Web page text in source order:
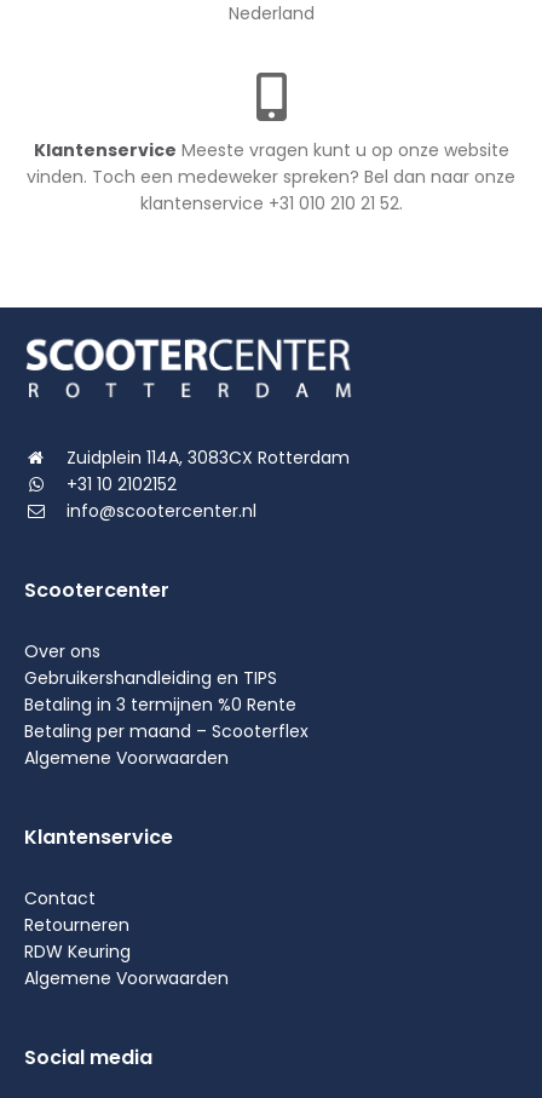
Nederland
Klantenservice Meeste vragen kunt u op onze website
vinden. Toch een medeweker spreken? Bel dan naar onze
klantenservice +31 010 210 21 52.
Zuidplein 114A, 3083CX Rotterdam
+31 10 2102152
info@scootercenter.nl
Scootercenter
Over ons
Gebruikershandleiding en TIPS
Betaling in 3 termijnen %0 Rente
Betaling per maand – Scooterflex
Algemene Voorwaarden
Klantenservice
Contact
Retourneren
RDW Keuring
Algemene Voorwaarden
Social media